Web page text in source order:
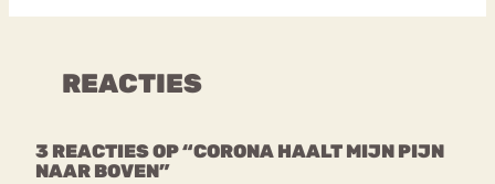
REACTIES
3 REACTIES OP “CORONA HAALT MIJN PIJN
NAAR BOVEN”